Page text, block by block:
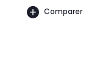
Comparer